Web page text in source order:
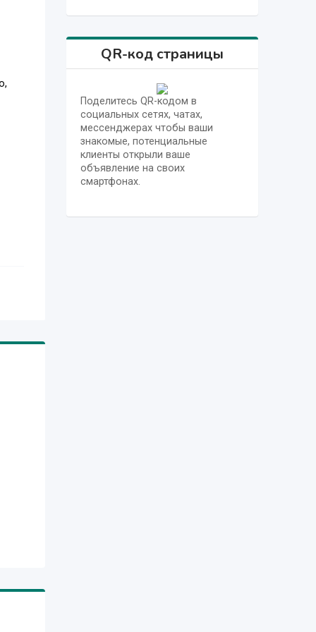
QR-код страницы
Поделитесь QR-кодом в
социальных сетях, чатах,
мессенджерах чтобы ваши
знакомые, потенциальные
клиенты открыли ваше
объявление на своих
смартфонах.